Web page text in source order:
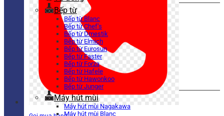
Bếp từ
Bếp từ Blanc
Bếp từ Chef’s
Bếp từ Dmestik
Bếp từ Elmich
Bếp từ Eurosun
Bếp từ Faster
Bếp từ Forza
Bếp từ Hafele
Bếp từ Hawonkoo
Bếp từ Junger
Máy hút mùi
Máy hút mùi Nagakawa
Máy hút mùi Blanc